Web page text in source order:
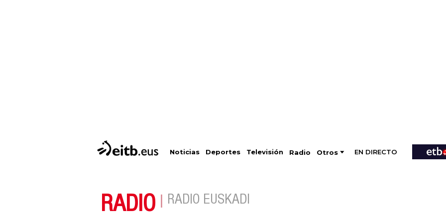
Noticias Deportes Televisión Radio Otros EN DIRECTO
RADIO RADIO EUSKADI